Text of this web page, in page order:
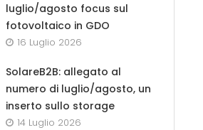
luglio/agosto focus sul
fotovoltaico in GDO
16 Luglio 2026
SolareB2B: allegato al
numero di luglio/agosto, un
inserto sullo storage
14 Luglio 2026